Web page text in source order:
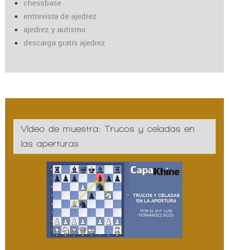
chessbase
entrevista de ajedrez
ajedrez y autismo
descarga gratis ajedrez
Vídeo de muestra: Trucos y celadas en
las aperturas